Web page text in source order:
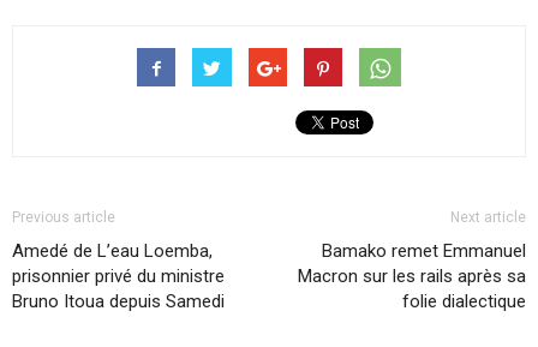
Previous article
Amedé de L’eau Loemba,
prisonnier privé du ministre
Bruno Itoua depuis Samedi
Next article
Bamako remet Emmanuel
Macron sur les rails après sa
folie dialectique